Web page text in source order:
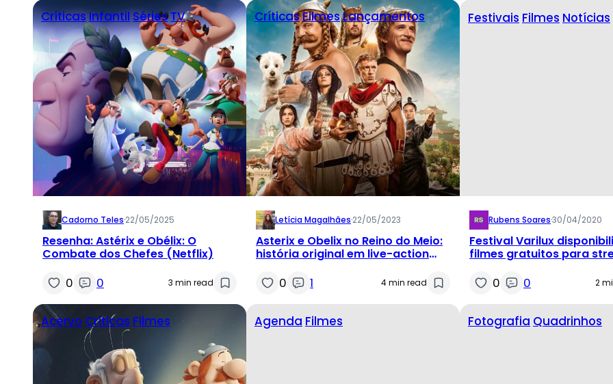
CríticasInfantilSériesTV
Cadorno Teles·22/05/2025
Resenha: Astérix e Obélix: O
Combate dos Chefes (Netflix)
0 0 3 min read
CríticasFilmesLançamentos
Letícia Magalhães·22/05/2023
Asterix e Obelix no Reino do Meio:
história original em live-action
0 1 4 min read
Festivais Filmes Notícias
Rubens Soares·30/04/2020
Festival Varilux
filmes gratuitos para
0 0 2
Acervo Críticas Filmes Agenda Filmes Fotografia Quadrinhos